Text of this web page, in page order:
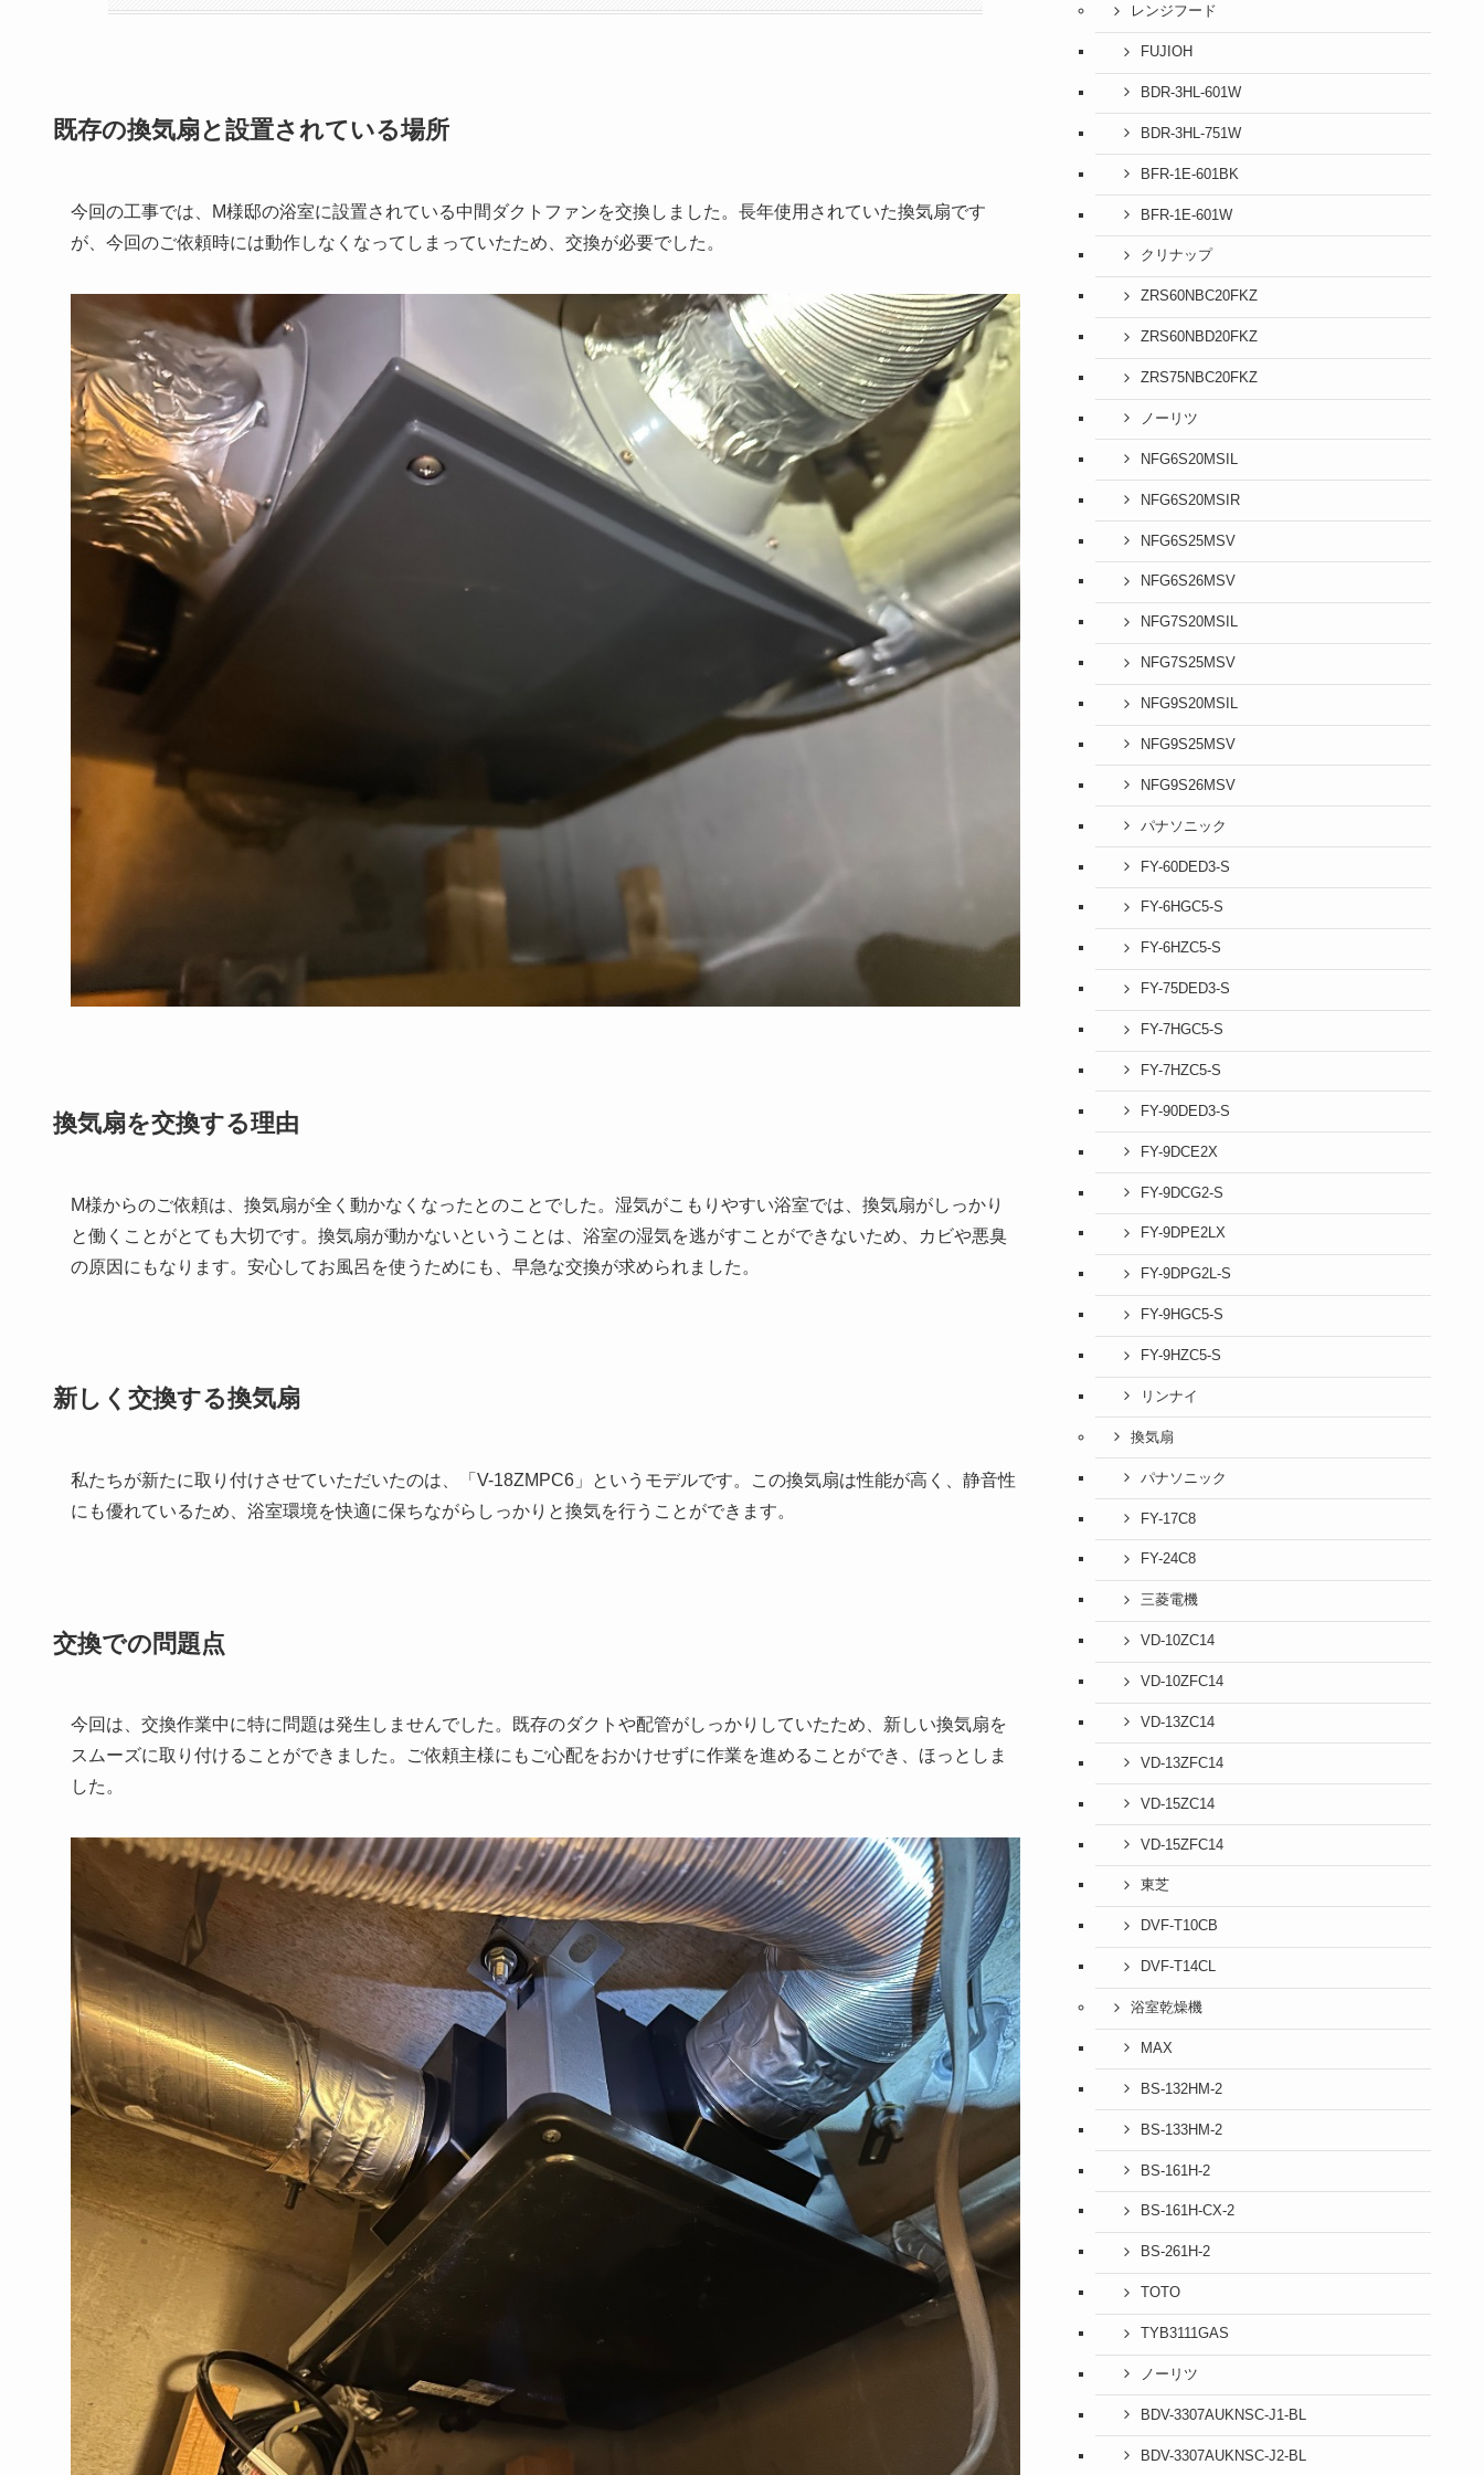
既存の換気扇と設置されている場所
今回の工事では、M様邸の浴室に設置されている中間ダクトファンを交換しました。長年使用されていた換気扇です
が、今回のご依頼時には動作しなくなってしまっていたため、交換が必要でした。
換気扇を交換する理由
M様からのご依頼は、換気扇が全く動かなくなったとのことでした。湿気がこもりやすい浴室では、換気扇がしっかり
と働くことがとても大切です。換気扇が動かないということは、浴室の湿気を逃がすことができないため、カビや悪臭
の原因にもなります。安心してお風呂を使うためにも、早急な交換が求められました。
新しく交換する換気扇
私たちが新たに取り付けさせていただいたのは、「V-18ZMPC6」というモデルです。この換気扇は性能が高く、静音性
にも優れているため、浴室環境を快適に保ちながらしっかりと換気を行うことができます。
交換での問題点
今回は、交換作業中に特に問題は発生しませんでした。既存のダクトや配管がしっかりしていたため、新しい換気扇を
スムーズに取り付けることができました。ご依頼主様にもご心配をおかけせずに作業を進めることができ、ほっとしま
した。
レンジフード
FUJIOH
BDR-3HL-601W
BDR-3HL-751W
BFR-1E-601BK
BFR-1E-601W
クリナップ
ZRS60NBC20FKZ
ZRS60NBD20FKZ
ZRS75NBC20FKZ
ノーリツ
NFG6S20MSIL
NFG6S20MSIR
NFG6S25MSV
NFG6S26MSV
NFG7S20MSIL
NFG7S25MSV
NFG9S20MSIL
NFG9S25MSV
NFG9S26MSV
パナソニック
FY-60DED3-S
FY-6HGC5-S
FY-6HZC5-S
FY-75DED3-S
FY-7HGC5-S
FY-7HZC5-S
FY-90DED3-S
FY-9DCE2X
FY-9DCG2-S
FY-9DPE2LX
FY-9DPG2L-S
FY-9HGC5-S
FY-9HZC5-S
リンナイ
換気扇
パナソニック
FY-17C8
FY-24C8
三菱電機
VD-10ZC14
VD-10ZFC14
VD-13ZC14
VD-13ZFC14
VD-15ZC14
VD-15ZFC14
東芝
DVF-T10CB
DVF-T14CL
浴室乾燥機
MAX
BS-132HM-2
BS-133HM-2
BS-161H-2
BS-161H-CX-2
BS-261H-2
TOTO
TYB3111GAS
ノーリツ
BDV-3307AUKNSC-J1-BL
BDV-3307AUKNSC-J2-BL